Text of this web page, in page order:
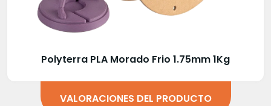
Polyterra PLA Morado Frio 1.75mm 1Kg
VALORACIONES DEL PRODUCTO